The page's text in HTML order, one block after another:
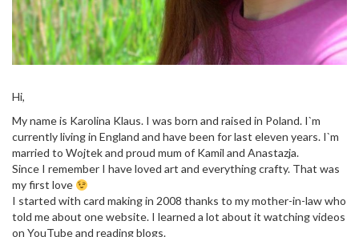
Hi,
My name is Karolina Klaus. I was born and raised in Poland. I`m
currently living in England and have been for last eleven years. I`m
married to Wojtek and proud mum of Kamil and Anastazja.
Since I remember I have loved art and everything crafty. That was
my first love
I started with card making in 2008 thanks to my mother-in-law who
told me about one website. I learned a lot about it watching videos
on YouTube and reading blogs.